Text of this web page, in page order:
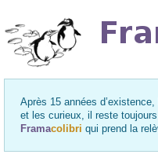
Après 15 années
et les curieux, il reste
Framacolibri qui prend la